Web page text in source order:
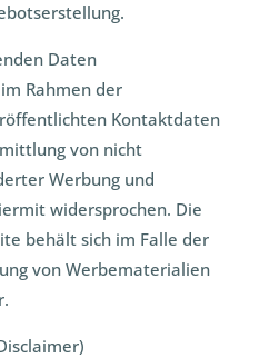
Daten
Rahmen der
Kontaktdaten
von nicht
Werbung und
widersprochen. Die
behält sich im Falle der
von Werbematerialien